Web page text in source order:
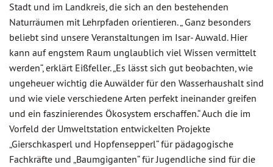
Stadt und im Landkreis, die sich an den bestehenden
Naturräumen mit Lehrpfaden orientieren. „ Ganz besonders
beliebt sind unsere Veranstaltungen im Isar- Auwald. Hier
kann auf engstem Raum unglaublich viel Wissen vermittelt
werden“, erklärt Eißfeller. „Es lässt sich gut beobachten, wie
ungeheuer wichtig die Auwälder für den Wasserhaushalt sind
und wie viele verschiedene Arten perfekt ineinander greifen
und ein faszinierendes Ökosystem erschaffen.“ Auch die im
Vorfeld der Umweltstation entwickelten Projekte
„Gierschkasperl und Hopfensepperl“ für pädagogische
Fachkräfte und „Baumgiganten“ für Jugendliche sind für die